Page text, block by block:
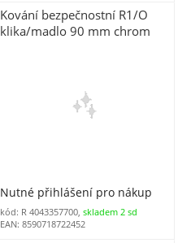
Kování bezpečnostní R1/O
klika/madlo 90 mm chrom
Nutné přihlášení pro nákup
kód: R 4043357700,skladem 2 sd
EAN: 8590718722452